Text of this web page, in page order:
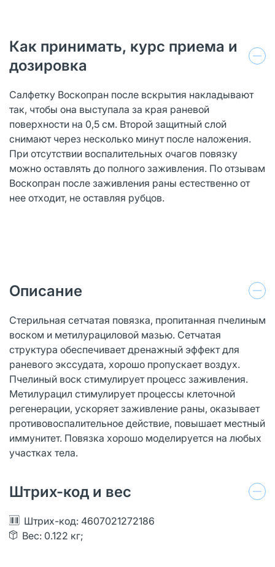
Как принимать, курс приема и
дозировка
Салфетку Воскопран после вскрытия накладывают
так, чтобы она выступала за края раневой
поверхности на 0,5 см. Второй защитный слой
снимают через несколько минут после наложения.
При отсутствии воспалительных очагов повязку
можно оставлять до полного заживления. По отзывам
Воскопран после заживления раны естественно от
нее отходит, не оставляя рубцов.
Описание
Стерильная сетчатая повязка, пропитанная пчелиным
воском и метилурациловой мазью. Сетчатая
структура обеспечивает дренажный эффект для
раневого экссудата, хорошо пропускает воздух.
Пчелиный воск стимулирует процесс заживления.
Метилурацил стимулирует процессы клеточной
регенерации, ускоряет заживление раны, оказывает
противовоспалительное действие, повышает местный
иммунитет. Повязка хорошо моделируется на любых
участках тела.
Штрих-код и вес
Штрих-код: 4607021272186
Вес: 0.122 кг;